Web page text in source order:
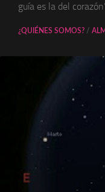
guía es la del
¿QUIÉNES SOMOS? /